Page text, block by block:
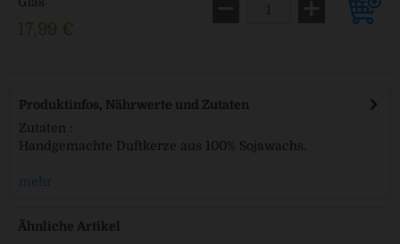
17,99 €
Produktinfos, Nährwerte und Zutaten
Zutaten :
Handgemachte Duftkerze aus 100% Sojawachs.
mehr
Ähnliche Artikel